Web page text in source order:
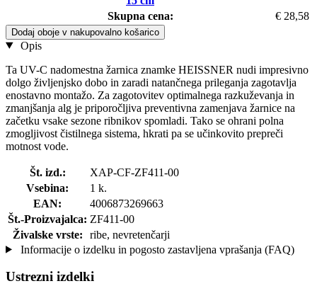
Skupna cena:
€ 28,58
Dodaj oboje v nakupovalno košarico
Opis
Ta UV-C nadomestna žarnica znamke HEISSNER nudi impresivno
dolgo življenjsko dobo in zaradi natančnega prileganja zagotavlja
enostavno montažo. Za zagotovitev optimalnega razkuževanja in
zmanjšanja alg je priporočljiva preventivna zamenjava žarnice na
začetku vsake sezone ribnikov spomladi. Tako se ohrani polna
zmogljivost čistilnega sistema, hkrati pa se učinkovito prepreči
motnost vode.
Št. izd.:
XAP-CF-ZF411-00
Vsebina:
1 k.
EAN:
4006873269663
Št.-Proizvajalca: ZF411-00
Živalske vrste:
ribe, nevretenčarji
Informacije o izdelku in pogosto zastavljena vprašanja (FAQ)
Ustrezni izdelki